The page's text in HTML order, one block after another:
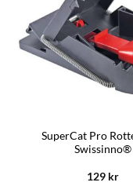
SuperCat Pro
Swissinno®
129 kr